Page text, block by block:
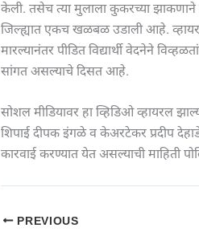
केली. तसेच त्या मुलाला कुकरच्या झाकणाने
जिल्ह्यात एकच खळबळ उडाली आहे.
मारल्यानंतर पीडित विद्यार्थी वेदनेने
सांगत असल्याचे दिसत आहे.
सोशल मीडियावर हा व्हिडिओ व्हायरल
शिपाई दीपक इंगळे व केअरटेकर प्रदीप
कारवाई करण्यात येत असल्याची माहिती
PREVIOUS